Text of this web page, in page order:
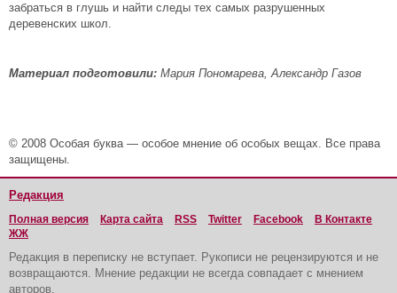
забраться в глушь и найти следы тех самых разрушенных
деревенских школ.
Материал подготовили: Мария Пономарева, Александр Газов
© 2008 Особая буква — особое мнение об особых вещах. Все права
защищены.
Редакция
Полная версия Карта сайта RSS Twitter Facebook
В Контакте
ЖЖ
Редакция в переписку не вступает. Рукописи не рецензируются и не
возвращаются. Мнение редакции не всегда совпадает с мнением
авторов.